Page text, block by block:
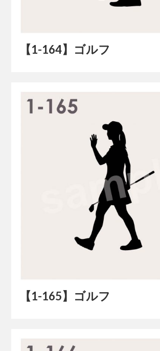
【1-164】ゴルフ
【1-165】ゴルフ